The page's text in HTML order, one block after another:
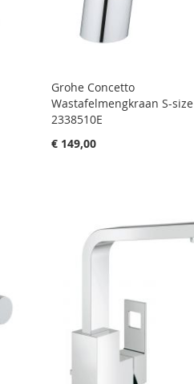
Grohe Concetto
Wastafelmengkraan S-size
2338510E
€ 149,00